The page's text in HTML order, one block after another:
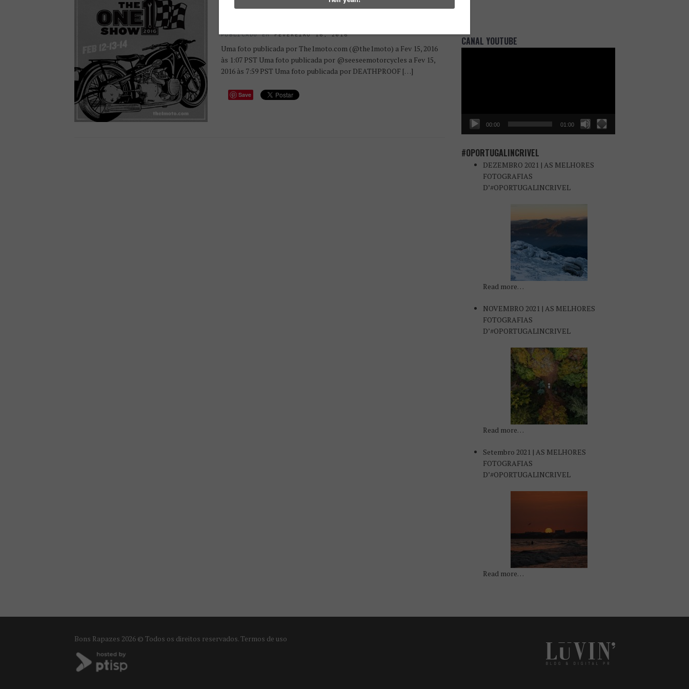
PUBLICADO EMFEVEREIRO 16, 2016
Uma foto publicada por The1moto.com (@the1moto) a Fev 15, 2016
às 1:07 PST Uma foto publicada por @seeseemotorcycles a Fev 15,
2016 às 7:59 PST Uma foto publicada por DEATHPROOF […]
Save
CANAL YOUTUBE
00:00 01:00
#OPORTUGALINCRIVEL
DEZEMBRO 2021 | AS MELHORES
FOTOGRAFIAS
D’#OPORTUGALINCRIVEL
Read more…
NOVEMBRO 2021 | AS MELHORES
FOTOGRAFIAS
D’#OPORTUGALINCRIVEL
Read more…
Setembro 2021 | AS MELHORES
FOTOGRAFIAS
D’#OPORTUGALINCRIVEL
Read more…
Bons Rapazes 2026 © Todos os direitos reservados.Termos de uso